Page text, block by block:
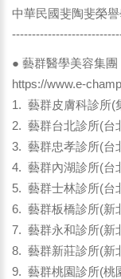
中華民國斐陶斐榮
● 藝群醫學美容集團
https://www.e-
1. 藝群皮膚科診所(
2. 藝群台北診所(台
3. 藝群忠孝診所(台
4. 藝群內湖診所(台
5. 藝群士林診所(台
6. 藝群板橋診所(新
7. 藝群永和診所(新
8. 藝群新莊診所(新
9. 藝群桃園診所(桃